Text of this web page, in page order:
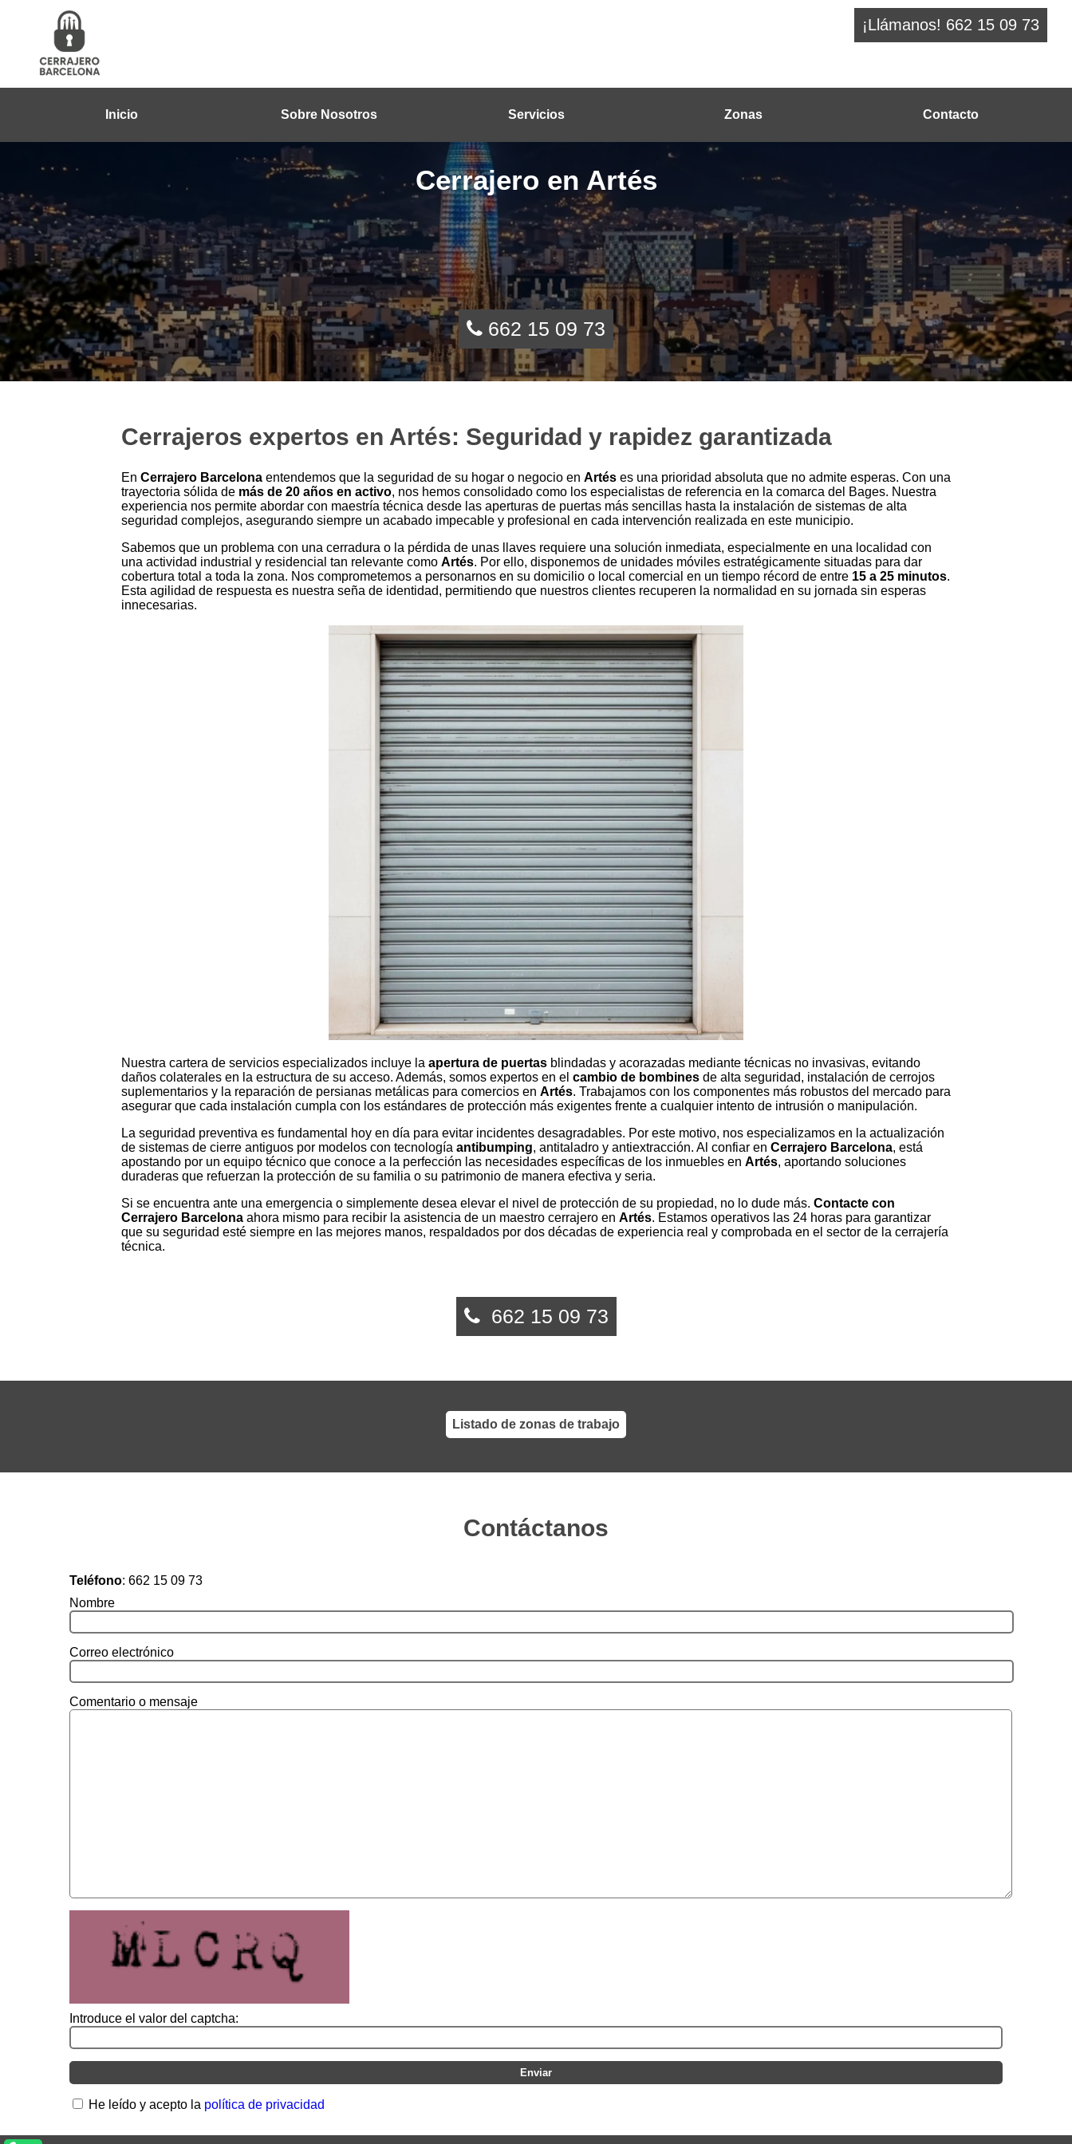
¡Llámanos! 662 15 09 73
Inicio Sobre Nosotros Servicios Zonas Contacto
Cerrajero en Artés
662 15 09 73
Cerrajeros expertos en Artés: Seguridad y rapidez garantizada
En Cerrajero Barcelona entendemos que la seguridad de su hogar o negocio en Artés es una prioridad absoluta que no admite esperas. Con una
trayectoria sólida de más de 20 años en activo, nos hemos consolidado como los especialistas de referencia en la comarca del Bages. Nuestra
experiencia nos permite abordar con maestría técnica desde las aperturas de puertas más sencillas hasta la instalación de sistemas de alta
seguridad complejos, asegurando siempre un acabado impecable y profesional en cada intervención realizada en este municipio.
Sabemos que un problema con una cerradura o la pérdida de unas llaves requiere una solución inmediata, especialmente en una localidad con
una actividad industrial y residencial tan relevante como Artés. Por ello, disponemos de unidades móviles estratégicamente situadas para dar
cobertura total a toda la zona. Nos comprometemos a personarnos en su domicilio o local comercial en un tiempo récord de entre 15 a 25 minutos.
Esta agilidad de respuesta es nuestra seña de identidad, permitiendo que nuestros clientes recuperen la normalidad en su jornada sin esperas
innecesarias.
Nuestra cartera de servicios especializados incluye la apertura de puertas blindadas y acorazadas mediante técnicas no invasivas, evitando
daños colaterales en la estructura de su acceso. Además, somos expertos en el cambio de bombines de alta seguridad, instalación de cerrojos
suplementarios y la reparación de persianas metálicas para comercios en Artés. Trabajamos con los componentes más robustos del mercado para
asegurar que cada instalación cumpla con los estándares de protección más exigentes frente a cualquier intento de intrusión o manipulación.
La seguridad preventiva es fundamental hoy en día para evitar incidentes desagradables. Por este motivo, nos especializamos en la actualización
de sistemas de cierre antiguos por modelos con tecnología antibumping, antitaladro y antiextracción. Al confiar en Cerrajero Barcelona, está
apostando por un equipo técnico que conoce a la perfección las necesidades específicas de los inmuebles en Artés, aportando soluciones
duraderas que refuerzan la protección de su familia o su patrimonio de manera efectiva y seria.
Si se encuentra ante una emergencia o simplemente desea elevar el nivel de protección de su propiedad, no lo dude más. Contacte con
Cerrajero Barcelona ahora mismo para recibir la asistencia de un maestro cerrajero en Artés. Estamos operativos las 24 horas para garantizar
que su seguridad esté siempre en las mejores manos, respaldados por dos décadas de experiencia real y comprobada en el sector de la cerrajería
técnica.
662 15 09 73
Listado de zonas de trabajo
Contáctanos
Teléfono: 662 15 09 73
Nombre
Correo electrónico
Comentario o mensaje
Introduce el valor del captcha:
He leído y acepto la política de privacidad